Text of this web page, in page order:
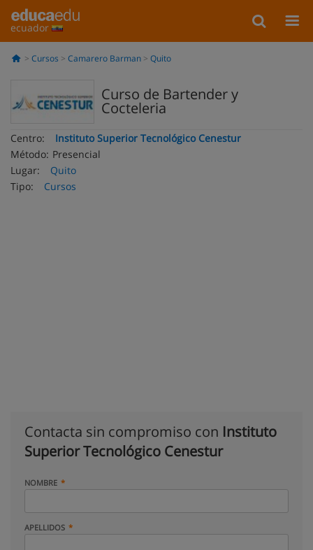
ecuador
Cursos Camarero Barman Quito
Curso de Bartender y
Cocteleria
Centro:
Instituto Superior Tecnológico Cenestur
Método: Presencial
Lugar:
Quito
Tipo:
Cursos
Contacta sin compromiso con Instituto
Superior Tecnológico Cenestur
NOMBRE
APELLIDOS